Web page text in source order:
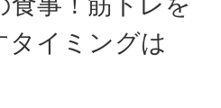
タイミングは